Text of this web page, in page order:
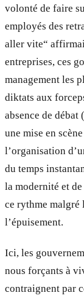
volonté de faire
employés des
aller vite“
entreprises, ces
management les
diktats aux
absence de
une mise en
l’organisation
du temps
la modernité et
ce rythme malgré
l’épuisement.
Ici, les
nous forçants à
contraignent par